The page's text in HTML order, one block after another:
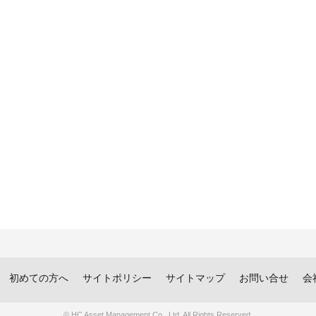
初めての方へ サイトポリシー サイトマップ お問い合せ 会